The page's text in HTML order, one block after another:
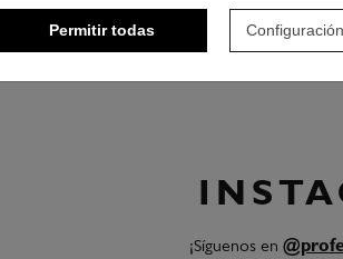
Permitir todas
¡Síguenos en